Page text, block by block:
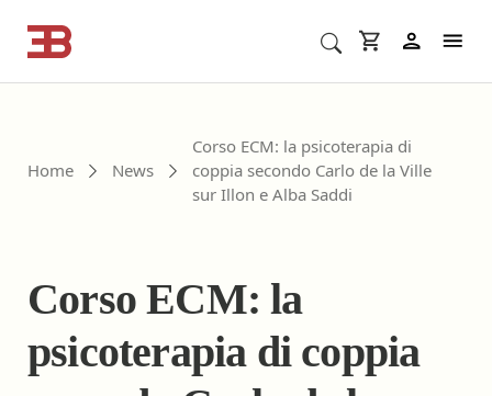
Home News
Corso ECM: la psicoterapia di
coppia secondo Carlo de la Ville
sur Illon e Alba Saddi
Corso ECM: la
psicoterapia di coppia